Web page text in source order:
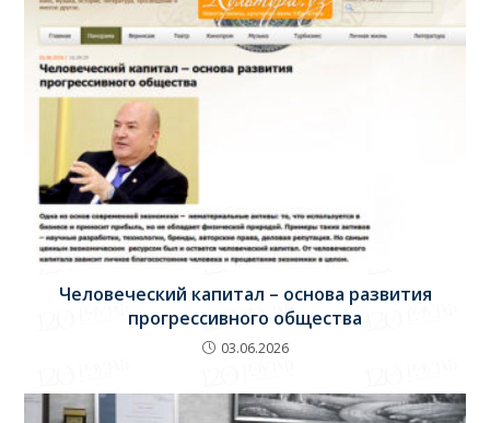
Человеческий капитал – основа развития
прогрессивного общества
03.06.2026